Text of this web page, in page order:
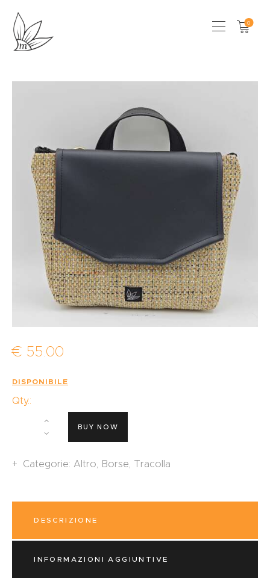
0
LOCAL STORES
CONTATTI
€ 55.00
DISPONIBILE
Qty.:
BUY NOW
Categorie: Altro Borse Tracolla
DESCRIZIONE
INFORMAZIONI AGGIUNTIVE